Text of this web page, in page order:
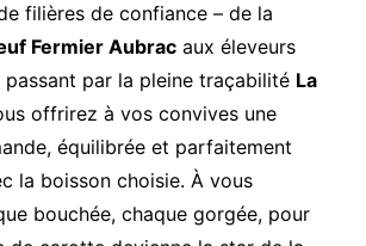
filières de confiance – de la
Fermier Aubracaux éleveurs
passant par la pleine traçabilité La
offrirez à vos convives une
équilibrée et parfaitement
la boisson choisie. À vous
bouchée, chaque gorgée, pour